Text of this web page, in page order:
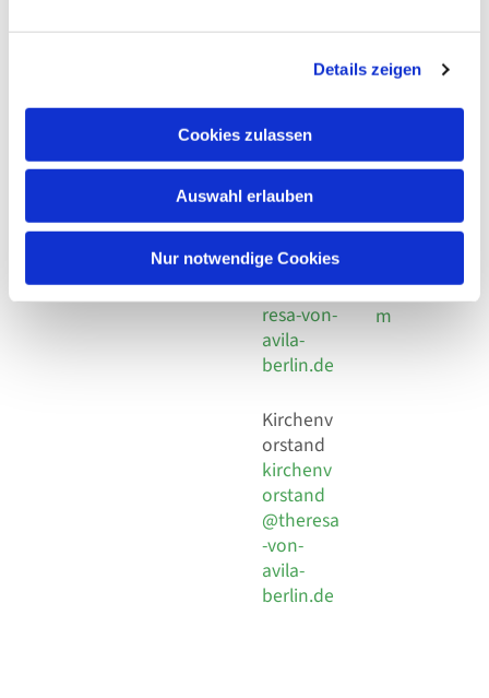
Details zeigen
Cookies zulassen
Auswahl erlauben
Nur notwendige Cookies
Adresse
Kirchengemeinde Pfarrei
Hl. Theresa von Avila Berlin
Leitender Pfarrer - Norbert
Behaimstr. 39
Kont
Telefon
+49 30
924 64 28
Fax +49
30 924 54
18
E-Mail
info@the
resa-von-
avila-
berlin.de
Kirchenv
orstand
kirchenv
orstand
@theresa
-von-
avila-
berlin.de
Links
Datensch
utz
Social
Impressu
m